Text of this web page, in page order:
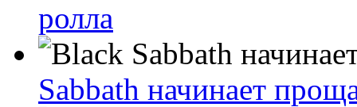
ролла
Sabbath начинает